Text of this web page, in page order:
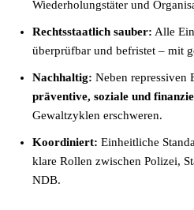
Wiederholungstäter und
Rechtsstaatlich sauber: Alle
überprüfbar und befristet – mit
Nachhaltig: Neben repressiven
präventive, soziale und
Gewaltzyklen erschweren.
Koordiniert: Einheitliche
klare Rollen zwischen Polizei,
NDB.